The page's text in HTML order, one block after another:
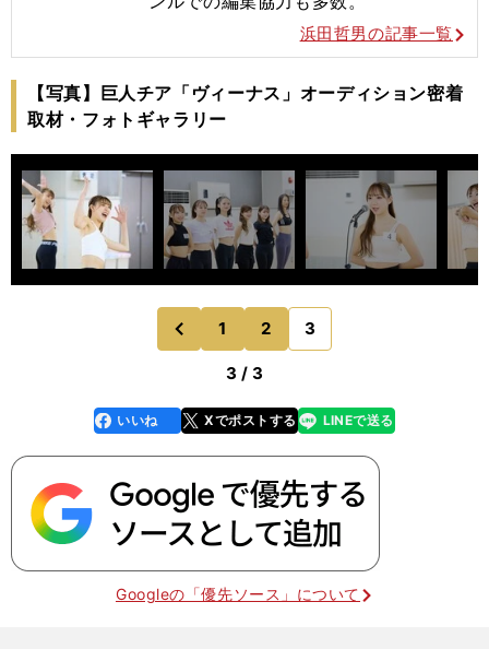
浜田哲男の記事一覧
【写真】巨人チア「ヴィーナス」オーディション密着
取材・フォトギャラリー
前
のページへ
1 2 3
3 / 3
faceboo
k
いいね Xでポストする
line LINEで送る
Googleの「優先ソース」について